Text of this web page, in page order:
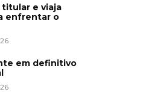
e viaja
enfrentar o
em definitivo